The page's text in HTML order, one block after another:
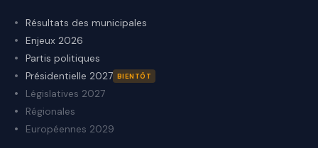
Résultats des municipales
Enjeux 2026
Partis politiques
Présidentielle 2027 BIENTÔT
Législatives 2027
Régionales
Européennes 2029